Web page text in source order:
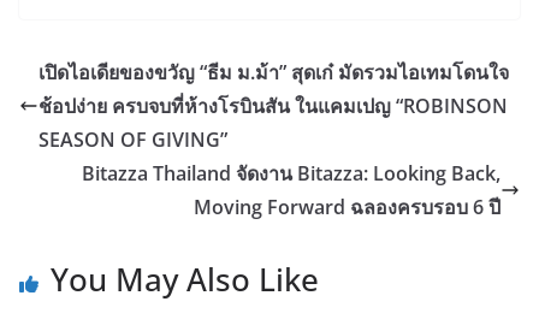
เปิดไอเดียของขวัญ “ธีม ม.ม้า” สุดเก๋ มัดรวมไอเทมโดนใจ
ช้อปง่าย ครบจบที่ห้างโรบินสัน ในแคมเปญ “ROBINSON
SEASON OF GIVING”
Bitazza Thailand จัดงาน Bitazza: Looking Back,
Moving Forward ฉลองครบรอบ 6 ปี
You May Also Like